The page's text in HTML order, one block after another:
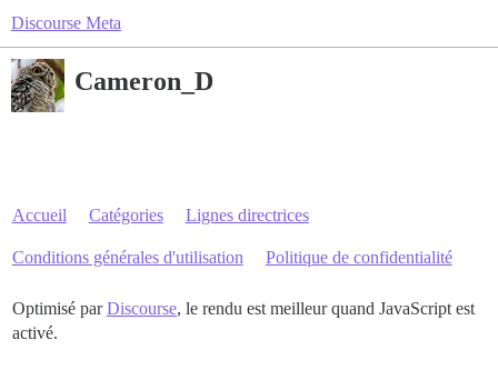
Discourse Meta
Cameron_D
Accueil Catégories Lignes directrices
Conditions générales d'utilisation Politique de confidentialité
Optimisé parDiscourse, le rendu est meilleur quand JavaScript est
activé.